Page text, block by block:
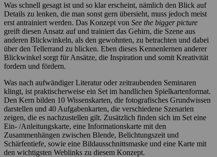
Was schnell gesagt ist und so klar erscheint, nämlich den Blick auf
Details zu lenken, die man sonst gern übersieht, muss jedoch meist
erst antrainiert werden. Das Konzept von See the bigger picture
greift diesen Ansatz auf und trainiert das Gehirn, die Szene aus
anderen Blickwinkeln, als den gewohnten, zu betrachten und dabei
über den Tellerrand zu blicken. Eben dieses Kennenlernen anderer
Blickwinkel sorgt für Ansätze, die Inspiration und somit Kreativität
fordern und fördern.
Was nach aufwändiger Literatur oder zeitraubenden Seminaren
klingt, ist praktischerweise ein Set im handlichen Spielkartenformat.
Den Kern bilden 10 Wissenskarten, die fotografisches Grundwissen
darstellen und 40 Aufgabenkarten, die verschiedene Szenarien
zeigen, die es nachzustellen gilt. Zusätzlich finden sich im Set eine
Ein- /Anleitungskarte, eine Informationskarte mit den
Zusammenhängen zwischen Blende, Belichtungszeit und
Schärfentiefe, sowie eine Bildausschnittsmaske und eine Karte mit
den wichtigsten Weblinks zu diesem Konzept.